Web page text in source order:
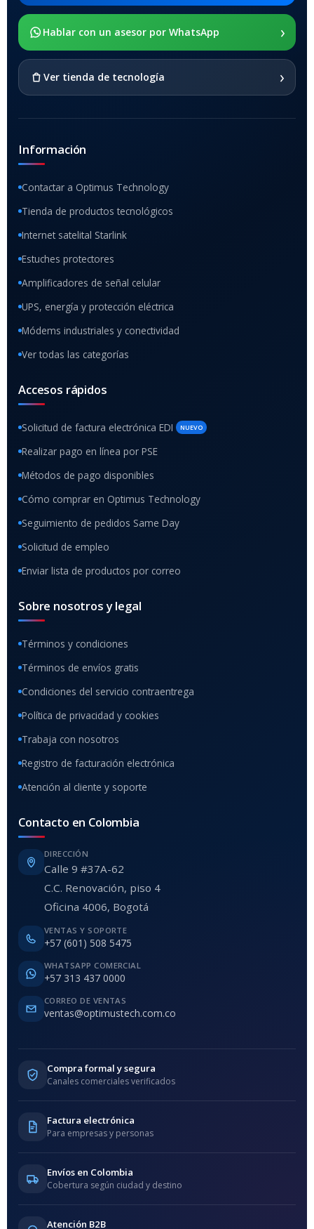
SOPORTE DE APOYO
Hablar con un asesor por WhatsApp ›
Ver tienda de tecnología ›
Información
Contactar a Optimus Technology
Tienda de productos tecnológicos
Internet satelital Starlink
Estuches protectores
Amplificadores de señal celular
UPS, energía y protección eléctrica
Módems industriales y conectividad
Ver todas las categorías
Accesos rápidos
Solicitud de factura electrónica EDI NUEVO
Realizar pago en línea por PSE
Métodos de pago disponibles
Cómo comprar en Optimus Technology
Seguimiento de pedidos Same Day
Solicitud de empleo
Enviar lista de productos por correo
Sobre nosotros y legal
Términos y condiciones
Términos de envíos gratis
Condiciones del servicio contraentrega
Política de privacidad y cookies
Trabaja con nosotros
Registro de facturación electrónica
Atención al cliente y soporte
Contacto en Colombia
DIRECCIÓN
Calle 9 #37A-62
C.C. Renovación, piso 4
Oficina 4006, Bogotá
VENTAS Y SOPORTE
+57 (601) 508 5475
WHATSAPP COMERCIAL
+57 313 437 0000
CORREO DE VENTAS
ventas@optimustech.com.co
Compra formal y segura
Canales comerciales verificados
Factura electrónica
Para empresas y personas
Envíos en Colombia
Cobertura según ciudad y destino
Atención B2B